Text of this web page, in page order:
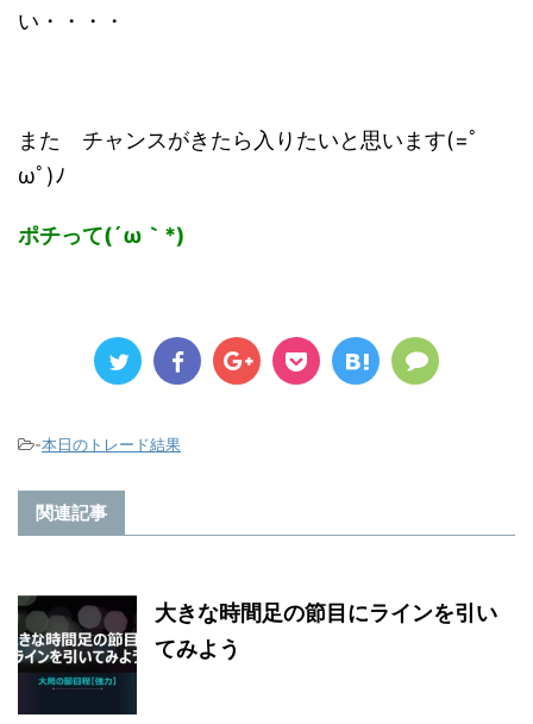
い・・・・
また チャンスがきたら入りたいと思います(=ﾟ
ωﾟ)ﾉ
ポチって(´ω｀*)
-本日のトレード結果
関連記事
大きな時間足の節目にラインを引い
てみよう